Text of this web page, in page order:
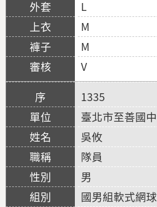
L
M
M
V
1335
臺北市至善國中
吳攸
隊員
男
國男組軟式網球